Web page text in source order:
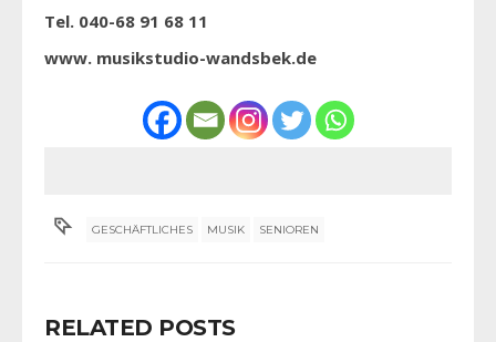
Tel. 040-68 91 68 11
www. musikstudio-wandsbek.de
GESCHÄFTLICHES MUSIK SENIOREN
RELATED POSTS